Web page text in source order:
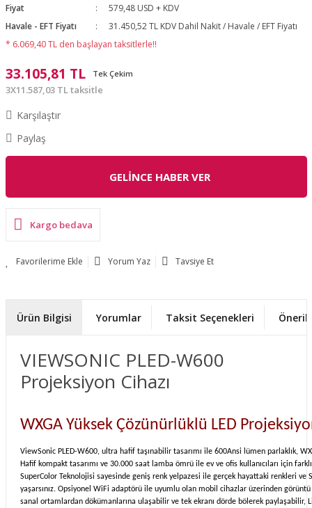
Fiyat
579,48 USD + KDV
Havale - EFT Fiyatı
31.450,52 TL KDV Dahil Nakit / Havale / EFT Fiyatı
* 6.069,40 TL den başlayan taksitlerle!!
33.105,81 TL Tek Çekim
3X11.587,03 TL taksitle
Karşılaştır
Paylaş
GELİNCE HABER VER
Kargo bedava
Yorum Yaz Tavsiye Et
Ürün Bilgisi Yorumlar Taksit Seçenekleri
VIEWSONIC PLED-W600
Projeksiyon Cihazı
WXGA Yüksek Çözünürlüklü LED
ViewSonic PLED-W600, ultra hafif taşınabilir tasarımı ile 600Ansi lümen parlaklık,
Hafif kompakt tasarımı ve 30.000 saat lamba ömrü ile ev ve ofis kullanıcıları için
SuperColor Teknolojisi sayesinde geniş renk yelpazesi ile gerçek hayattaki renkleri
yaşarsınız. Opsiyonel WiFi adaptörü ile uyumlu olan mobil cihazlar üzerinden
sanal ortamlardan dökümanlarına ulaşabilir ve tek ekranı dörde bölerek paylaşabilir,